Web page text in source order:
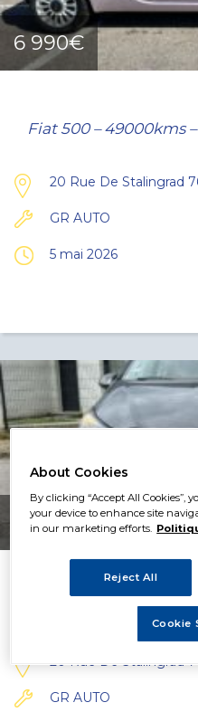
6 990€
Fiat 500 – 49000kms –
20 Rue De Stalingrad
GR AUTO
5 mai 2026
4 589€
Opel CORSA –
20 Rue De Stalingrad
GR AUTO
About Cookies
By clicking “Accept All Cookies”,
your device to enhance site
in our marketing efforts.
Reject All
Cookie